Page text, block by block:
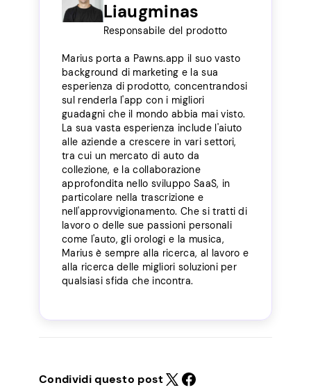
Liaugminas
Responsabile del prodotto
Marius porta a Pawns.app il suo vasto
background di marketing e la sua
esperienza di prodotto, concentrandosi
sul renderla l'app con i migliori
guadagni che il mondo abbia mai visto.
La sua vasta esperienza include l'aiuto
alle aziende a crescere in vari settori,
tra cui un mercato di auto da
collezione, e la collaborazione
approfondita nello sviluppo SaaS, in
particolare nella trascrizione e
nell'approvvigionamento. Che si tratti di
lavoro o delle sue passioni personali
come l'auto, gli orologi e la musica,
Marius è sempre alla ricerca, al lavoro e
alla ricerca delle migliori soluzioni per
qualsiasi sfida che incontra.
Condividi questo post